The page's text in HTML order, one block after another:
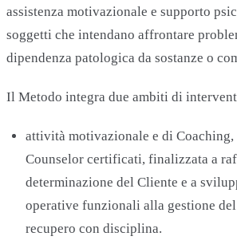
assistenza motivazionale e supporto
soggetti che intendano affrontare
dipendenza patologica da sostanze o
Il Metodo integra due ambiti di
attività motivazionale e di Coaching,
Counselor certificati, finalizzata a
determinazione del Cliente e a
operative funzionali alla gestione
recupero con disciplina.